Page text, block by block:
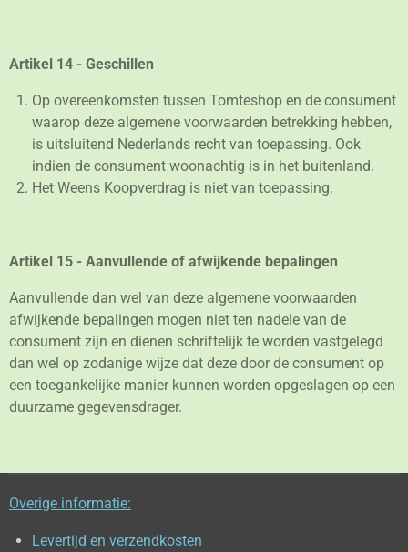
Artikel 14 - Geschillen
Op overeenkomsten tussen Tomteshop en de consument
waarop deze algemene voorwaarden betrekking hebben,
is uitsluitend Nederlands recht van toepassing. Ook
indien de consument woonachtig is in het buitenland.
Het Weens Koopverdrag is niet van toepassing.
Artikel 15 - Aanvullende of afwijkende bepalingen
Aanvullende dan wel van deze algemene voorwaarden
afwijkende bepalingen mogen niet ten nadele van de
consument zijn en dienen schriftelijk te worden vastgelegd
dan wel op zodanige wijze dat deze door de consument op
een toegankelijke manier kunnen worden opgeslagen op een
duurzame gegevensdrager.
Overige informatie:
Levertijd en verzendkosten